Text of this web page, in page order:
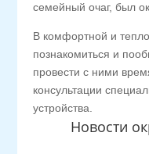
Новости
семейный очаг, был
В комфортной и
познакомиться и
провести с ними
консультации
устройства.